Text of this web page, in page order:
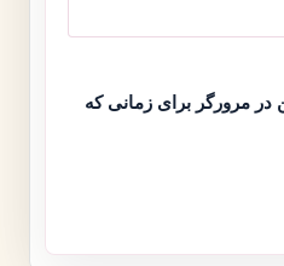
در مرورگر برای زمانی که